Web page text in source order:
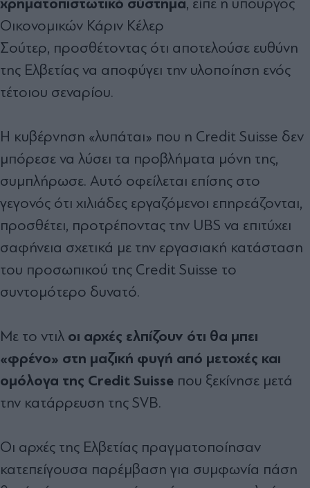
, είπε η υπουργός
Οικονομικών Κάριν Κέλερ
Σούτερ, προσθέτοντας ότι αποτελούσε ευθύνη
της Ελβετίας να αποφύγει την υλοποίηση ενός
τέτοιου σεναρίου.
Η κυβέρνηση «λυπάται» που η Credit Suisse δεν
μπόρεσε να λύσει τα προβλήματα μόνη της,
συμπλήρωσε. Αυτό οφείλεται επίσης στο
γεγονός ότι χιλιάδες εργαζόμενοι επηρεάζονται,
προσθέτει, προτρέποντας την UBS να επιτύχει
σαφήνεια σχετικά με την εργασιακή κατάσταση
του προσωπικού της Credit Suisse το
συντομότερο δυνατό.
Με το ντιλ οι αρχές ελπίζουν ότι θα μπει
«φρένο» στη μαζική φυγή από μετοχές και
ομόλογα της Credit Suisse που ξεκίνησε μετά
την κατάρρευση της SVB.
Οι αρχές της Ελβετίας πραγματοποίησαν
κατεπείγουσα παρέμβαση για συμφωνία πάση